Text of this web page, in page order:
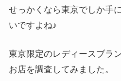
せっかくなら東京でしか手
いですよね♪
東京限定のレディースブラ
お店を調査してみました。